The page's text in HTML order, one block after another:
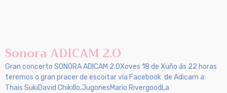
Sonora ADICAM 2.O
Gran concerto SONORA ADICAM 2.0Xoves 18 de Xuño ás 22 horas
teremos o gran pracer de escoitar vía Facebook de Adicam a:
Thais SukiDavid Chikillo,JugonesMario RivergoodLa